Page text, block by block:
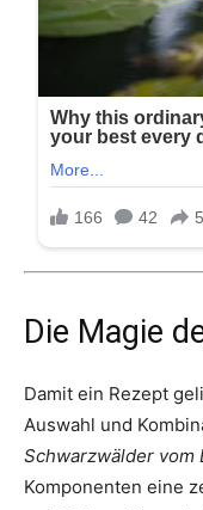
Die Magie
Damit ein Rezept
Auswahl und
Schwarzwälder vom
Komponenten eine